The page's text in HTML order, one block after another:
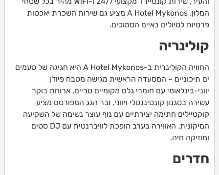
המלון. A Hotel Mykonos מציע גם שירות השכרת יאכטות
פרטיות לטיולים באיים הסמוכים.
קולינריה
החוויה הקולינרית ב-A Hotel Mykonos היא חגיגה של טעמים
ים תיכוניים – המסעדה הראשית מגישה מטבח פיוז'ן
יווני-בינלאומי עם חומרי גלם מקומיים טריים, ארוחת בוקר
עשירה בסגנון קונטיננטלי ויווני, ובר הגג המפורסם מציע
קוקטיילים חתימה יצירתיים עם נוף עוצר נשימה של השקיעה
המיקונית. האווירה בערב הופכת לוויברנטית עם DJ סטים
ומוזיקה חיה.
חדרים